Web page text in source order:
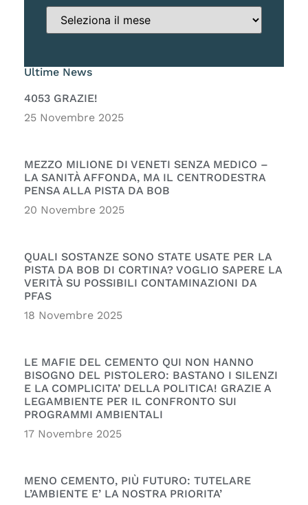
Ultime News
4053 GRAZIE!
25 Novembre 2025
MEZZO MILIONE DI VENETI SENZA MEDICO –
LA SANITÀ AFFONDA, MA IL CENTRODESTRA
PENSA ALLA PISTA DA BOB
20 Novembre 2025
QUALI SOSTANZE SONO STATE USATE PER LA
PISTA DA BOB DI CORTINA? VOGLIO SAPERE LA
VERITÀ SU POSSIBILI CONTAMINAZIONI DA
PFAS
18 Novembre 2025
LE MAFIE DEL CEMENTO QUI NON HANNO
BISOGNO DEL PISTOLERO: BASTANO I SILENZI
E LA COMPLICITA’ DELLA POLITICA! GRAZIE A
LEGAMBIENTE PER IL CONFRONTO SUI
PROGRAMMI AMBIENTALI
17 Novembre 2025
MENO CEMENTO, PIÙ FUTURO: TUTELARE
L’AMBIENTE E’ LA NOSTRA PRIORITA’